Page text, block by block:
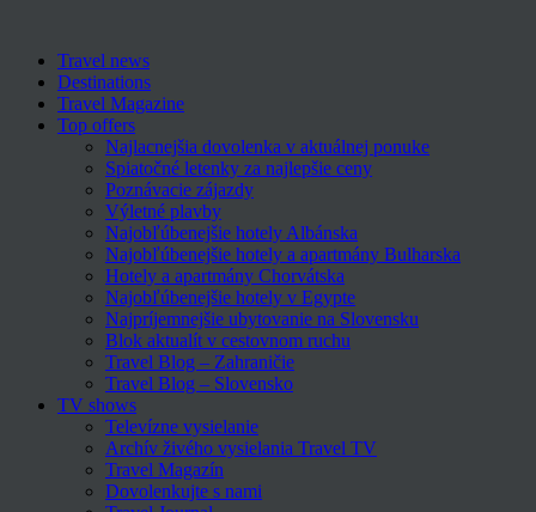
Travel news
Destinations
Travel Magazine
Top offers
Najlacnejšia dovolenka v aktuálnej ponuke
Spiatočné letenky za najlepšie ceny
Poznávacie zájazdy
Výletné plavby
Najobľúbenejšie hotely Albánska
Najobľúbenejšie hotely a apartmány Bulharska
Hotely a apartmány Chorvátska
Najobľúbenejšie hotely v Egypte
Najpríjemnejšie ubytovanie na Slovensku
Blok aktualít v cestovnom ruchu
Travel Blog – Zahraničie
Travel Blog – Slovensko
TV shows
Televízne vysielanie
Archív živého vysielania Travel TV
Travel Magazín
Dovolenkujte s nami